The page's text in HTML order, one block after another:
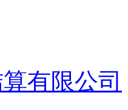
有限公司